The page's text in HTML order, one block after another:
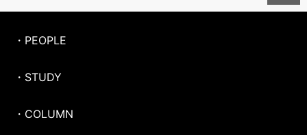
・PEOPLE
・STUDY
・COLUMN